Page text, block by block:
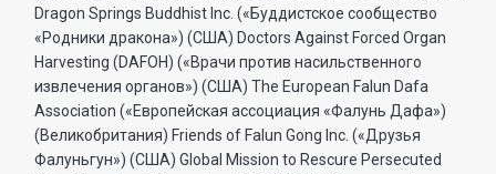
Dragon Springs Buddhist Inc. («Буддистское сообщество
«Родники дракона») (США) Doctors Against Forced Organ
Harvesting (DAFOH) («Врачи против насильственного
извлечения органов») (США) The European Falun Dafa
Association («Европейская ассоциация «Фалунь Дафа»)
(Великобритания) Friends of Falun Gong Inc. («Друзья
Фалуньгун») (США) Global Mission to Rescure Persecuted